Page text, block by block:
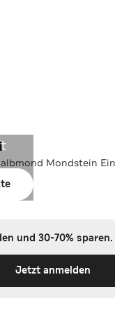
Mondstein
und 30-70% sparen.
Jetzt anmelden